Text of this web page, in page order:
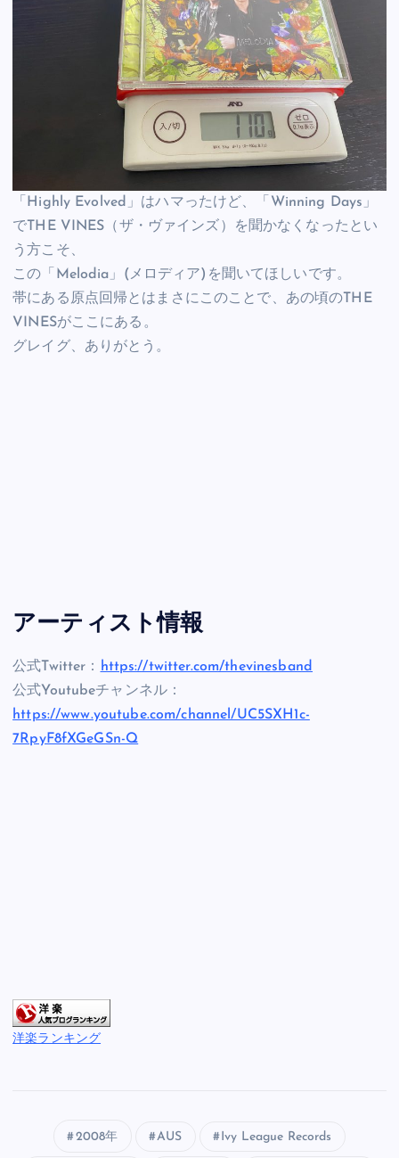
「Highly Evolved」はハマったけど、「Winning Days」
でTHE VINES（ザ・ヴァインズ）を聞かなくなったとい
う方こそ、
この「Melodia」(メロディア)を聞いてほしいです。
帯にある原点回帰とはまさにこのことで、あの頃のTHE
VINESがここにある。
グレイグ、ありがとう。
アーティスト情報
公式Twitter：
https://twitter.com/thevinesband
公式Youtubeチャンネル：
https://www.youtube.com/channel/UC5SXH1c-
7RpyF8fXGeGSn-Q
洋楽ランキング
2008年 AUS Ivy League Records